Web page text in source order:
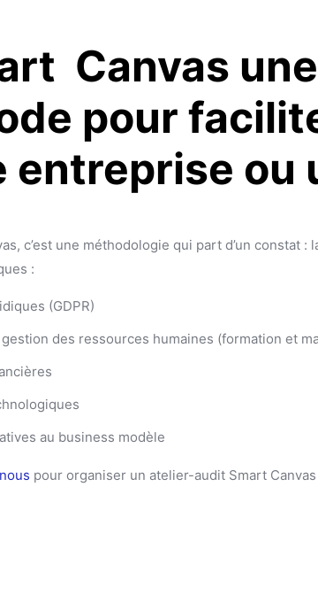
Canvas
pour
entreprise ou
c’est une méthodologie qui part d’un
:
(GDPR)
des ressources humaines (formation et
au business modèle
pour organiser un atelier-audit Smart